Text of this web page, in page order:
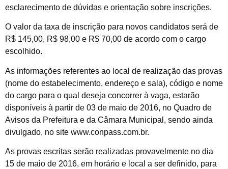
esclarecimento de dúvidas e orientação sobre inscrições.
O valor da taxa de inscrição para novos candidatos será de
R$ 145,00, R$ 98,00 e R$ 70,00 de acordo com o cargo
escolhido.
As informações referentes ao local de realização das provas
(nome do estabelecimento, endereço e sala), código e nome
do cargo para o qual deseja concorrer à vaga, estarão
disponíveis à partir de 03 de maio de 2016, no Quadro de
Avisos da Prefeitura e da Câmara Municipal, sendo ainda
divulgado, no site www.conpass.com.br.
As provas escritas serão realizadas provavelmente no dia
15 de maio de 2016, em horário e local a ser definido, para